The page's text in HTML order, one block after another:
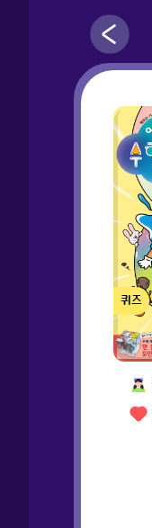
퀴즈